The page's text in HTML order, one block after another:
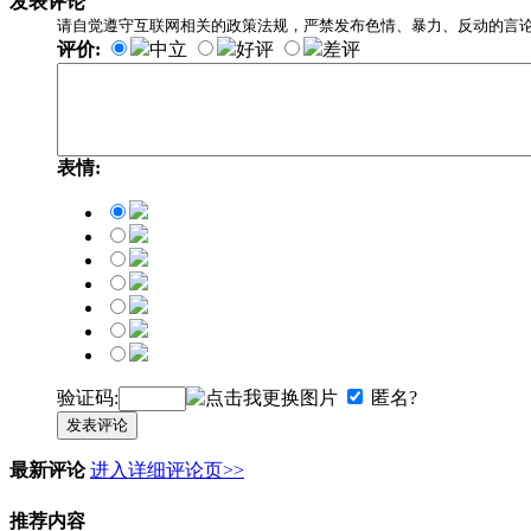
请自觉遵守互联网相关的政策法规，严禁发布色情、暴力、反动的言
评价: 中立 好评 差评
表情:
验证码: 匿名?
发表评论
最新评论 进入详细评论页>>
推荐内容